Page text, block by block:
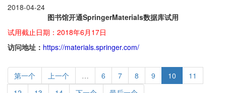
2018-04-24
图书馆开通SpringerMaterials数据库试用
试用截止日期：2018年6月17日
访问地址： https://materials.springer.com/
第一个 上一个 … 6 7 8 9 10
11